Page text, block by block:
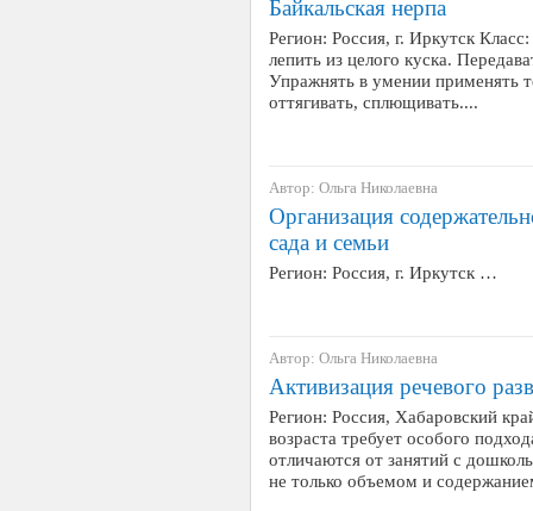
Байкальская нерпа
Регион: Россия, г. Иркутск
лепить из целого куска.
Упражнять в умении применять
оттягивать, сплющивать....
Автор: Ольга Николаевна
Организация
сада и семьи
Регион: Россия, г. Иркутск …
Автор: Ольга Николаевна
Активизация речевого
Регион: Россия, Хабаровский
возраста требует особого
отличаются от занятий с
не только объемом и